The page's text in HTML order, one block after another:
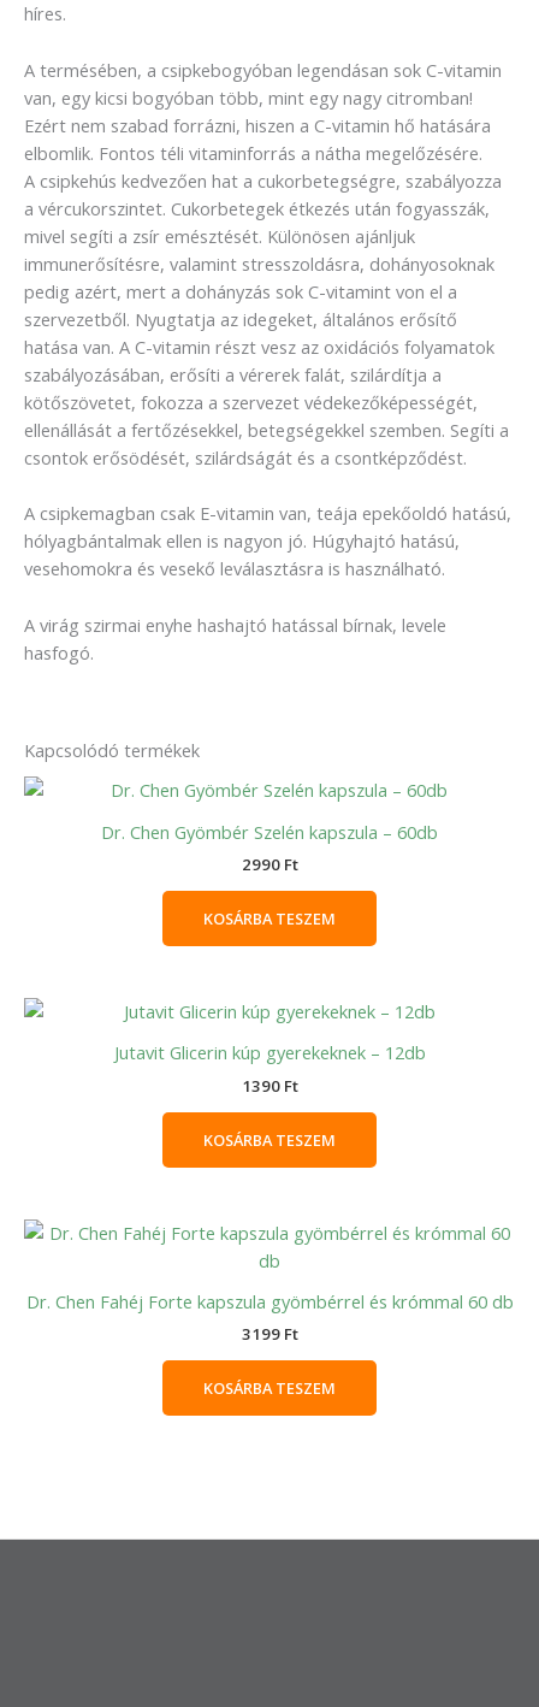
híres.
A termésében, a csipkebogyóban legendásan sok C-vitamin
van, egy kicsi bogyóban több, mint egy nagy citromban!
Ezért nem szabad forrázni, hiszen a C-vitamin hő hatására
elbomlik. Fontos téli vitaminforrás a nátha megelőzésére.
A csipkehús kedvezően hat a cukorbetegségre, szabályozza
a vércukorszintet. Cukorbetegek étkezés után fogyasszák,
mivel segíti a zsír emésztését. Különösen ajánljuk
immunerősítésre, valamint stresszoldásra, dohányosoknak
pedig azért, mert a dohányzás sok C-vitamint von el a
szervezetből. Nyugtatja az idegeket, általános erősítő
hatása van. A C-vitamin részt vesz az oxidációs folyamatok
szabályozásában, erősíti a vérerek falát, szilárdítja a
kötőszövetet, fokozza a szervezet védekezőképességét,
ellenállását a fertőzésekkel, betegségekkel szemben. Segíti a
csontok erősödését, szilárdságát és a csontképződést.
A csipkemagban csak E-vitamin van, teája epekőoldó hatású,
hólyagbántalmak ellen is nagyon jó. Húgyhajtó hatású,
vesehomokra és vesekő leválasztásra is használható.
A virág szirmai enyhe hashajtó hatással bírnak, levele
hasfogó.
Kapcsolódó termékek
Dr. Chen Gyömbér Szelén kapszula – 60db
2990 Ft
KOSÁRBA TESZEM
Jutavit Glicerin kúp gyerekeknek – 12db
1390 Ft
KOSÁRBA TESZEM
Dr. Chen Fahéj Forte kapszula gyömbérrel és krómmal 60 db
3199 Ft
KOSÁRBA TESZEM